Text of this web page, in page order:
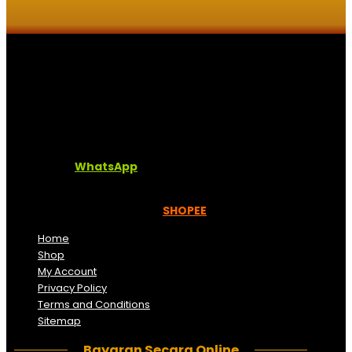
WhatsApp
SHOPEE
Home
Shop
My Account
Privacy Policy
Terms and Conditions
Sitemap